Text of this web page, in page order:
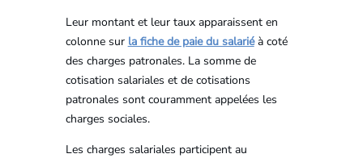
Leur montant et leur taux apparaissent en
colonne sur la fiche de paie du salariéà coté
des charges patronales. La somme de
cotisation salariales et de cotisations
patronales sont couramment appelées les
charges sociales.
Les charges salariales participent au